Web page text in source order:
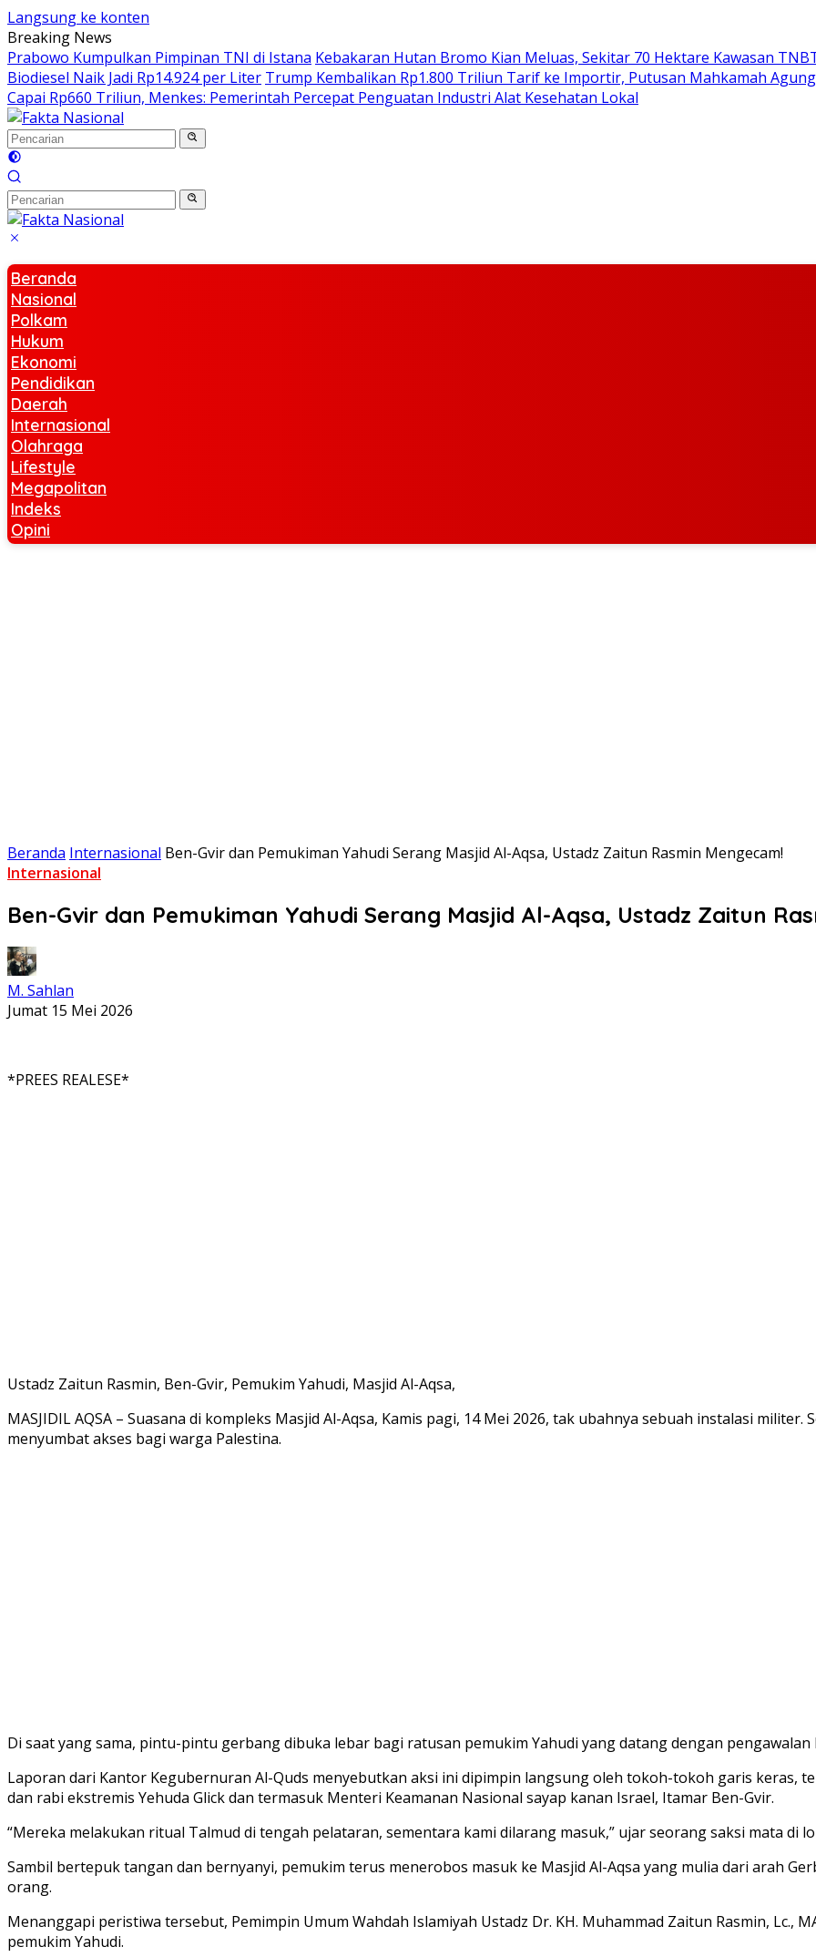
Langsung ke konten
Breaking News
Prabowo Kumpulkan Pimpinan TNI di Istana Kebakaran Hutan Bromo Kian Meluas, Sekitar 70 Hektare Kawasan
Biodiesel Naik Jadi Rp14.924 per Liter Trump Kembalikan Rp1.800 Triliun Tarif ke Importir, Putusan Mahkamah
Capai Rp660 Triliun, Menkes: Pemerintah Percepat Penguatan Industri Alat Kesehatan Lokal
Beranda
Nasional
Polkam
Hukum
Ekonomi
Pendidikan
Daerah
Internasional
Olahraga
Lifestyle
Megapolitan
Indeks
Opini
Beranda Internasional Ben-Gvir dan Pemukiman Yahudi Serang Masjid Al-Aqsa, Ustadz Zaitun Rasmin Mengecam!
Internasional
Ben-Gvir dan Pemukiman Yahudi Serang Masjid Al-Aqsa, Ustadz Zaitun
M. Sahlan
Jumat 15 Mei 2026
*PREES REALESE*
Ustadz Zaitun Rasmin, Ben-Gvir, Pemukim Yahudi, Masjid Al-Aqsa,
MASJIDIL AQSA – Suasana di kompleks Masjid Al-Aqsa, Kamis pagi, 14 Mei 2026, tak ubahnya sebuah instalasi
menyumbat akses bagi warga Palestina.
Di saat yang sama, pintu-pintu gerbang dibuka lebar bagi ratusan pemukim Yahudi yang datang dengan
Laporan dari Kantor Kegubernuran Al-Quds menyebutkan aksi ini dipimpin langsung oleh tokoh-tokoh garis keras,
dan rabi ekstremis Yehuda Glick dan termasuk Menteri Keamanan Nasional sayap kanan Israel, Itamar Ben-Gvir.
“Mereka melakukan ritual Talmud di tengah pelataran, sementara kami dilarang masuk,” ujar seorang saksi mata di
Sambil bertepuk tangan dan bernyanyi, pemukim terus menerobos masuk ke Masjid Al-Aqsa yang mulia dari arah
orang.
Menanggapi peristiwa tersebut, Pemimpin Umum Wahdah Islamiyah Ustadz Dr. KH. Muhammad Zaitun Rasmin, Lc.,
pemukim Yahudi.